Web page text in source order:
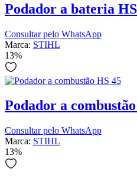
Podador a bateria
Consultar pelo WhatsApp
Marca: STIHL
13%
Podador a
Consultar pelo WhatsApp
Marca: STIHL
13%